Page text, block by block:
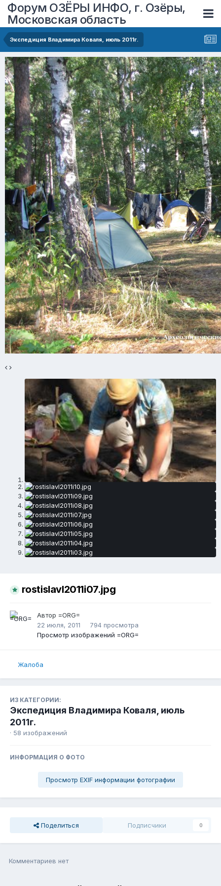
Форум ОЗЁРЫ ИНФО, г. Озёры,
Московская область
Экспедиция Владимира Коваля, июль 2011г.
rostislavl2011i07.jpg
Автор =ORG=
22 июля, 2011
794 просмотра
Просмотр изображений =ORG=
Жалоба
ИЗ КАТЕГОРИИ:
Экспедиция Владимира Коваля, июль
2011г.
· 58 изображений
ИНФОРМАЦИЯ О ФОТО
Просмотр EXIF информации фотографии
Поделиться Подписчики 0
Комментариев нет